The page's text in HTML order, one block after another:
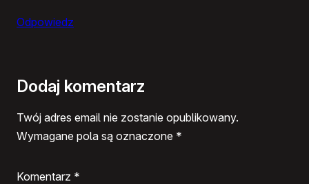
Odpowiedz
Dodaj komentarz
Twój adres email nie zostanie opublikowany.
Wymagane pola są oznaczone *
Komentarz *